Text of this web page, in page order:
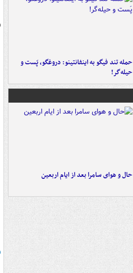
حمله تند فیگو به اینفانتینو: دروغگو، پَست‌ و
حیله‌گر!
حال و هوای سامرا بعد از ایام اربعین